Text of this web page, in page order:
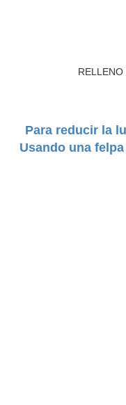
RELLENO
Para reducir la
Usando una